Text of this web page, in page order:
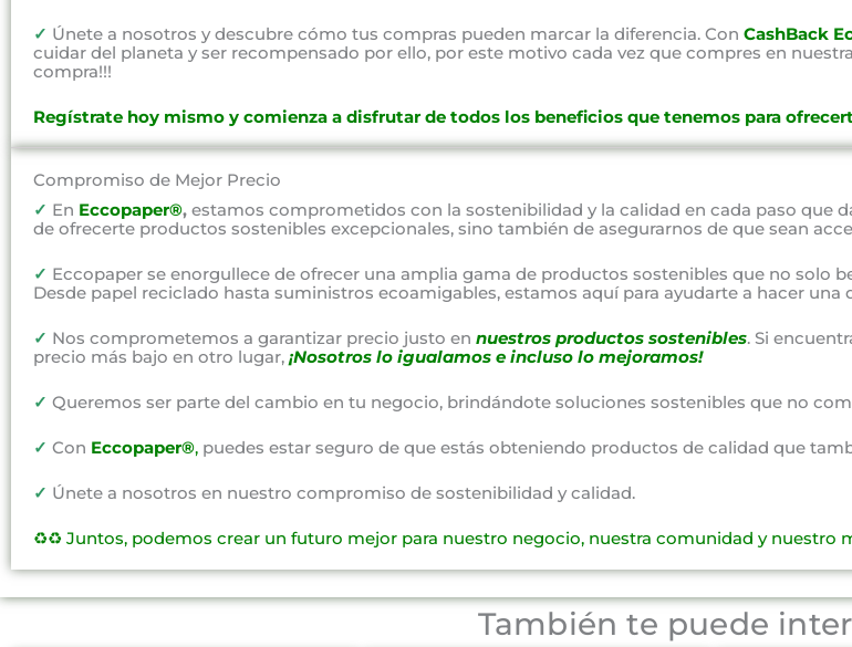
✓ Únete a nosotros y descubre cómo tus compras pueden marcar la diferencia. Con CashBack
cuidar del planeta y ser recompensado por ello, por este motivo cada vez que compres en
compra!!!
Regístrate hoy mismo y comienza a disfrutar de todos los beneficios que tenemos para
Compromiso de Mejor Precio
✓ En Eccopaper®, estamos comprometidos con la sostenibilidad y la calidad en cada paso que
de ofrecerte productos sostenibles excepcionales, sino también de asegurarnos de que sean
✓ Eccopaper se enorgullece de ofrecer una amplia gama de productos sostenibles que no solo
Desde papel reciclado hasta suministros ecoamigables, estamos aquí para ayudarte a hacer una
✓ Nos comprometemos a garantizar precio justo en nuestros productos sostenibles. Si
precio más bajo en otro lugar, ¡Nosotros lo igualamos e incluso lo mejoramos!
✓ Queremos ser parte del cambio en tu negocio, brindándote soluciones sostenibles que no
✓ Con Eccopaper®, puedes estar seguro de que estás obteniendo productos de calidad que
✓ Únete a nosotros en nuestro compromiso de sostenibilidad y calidad.
♻️♻️ Juntos, podemos crear un futuro mejor para nuestro negocio, nuestra comunidad y nuestro
También te puede